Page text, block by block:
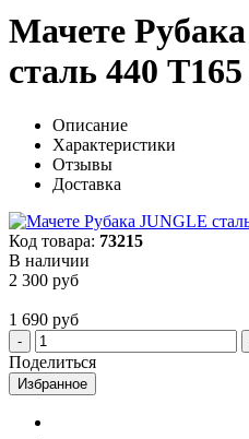
Мачете
сталь 440
Описание
Характеристики
Отзывы
Доставка
Код товара: 73215
В наличии
2 300 руб
1 690 руб
Поделиться
Избранное